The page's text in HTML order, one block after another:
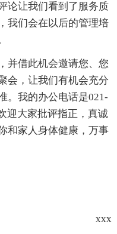
论让我们看到了服务质
我们会在以后的管理培
并借此机会邀请您、您
会，让我们有机会充分
。我的办公电话是021-
迎大家批评指正，真诚
和家人身体健康，万事
xxx